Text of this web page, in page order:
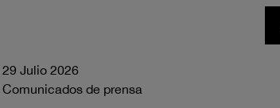
29 Julio 2026
Comunicados de prensa